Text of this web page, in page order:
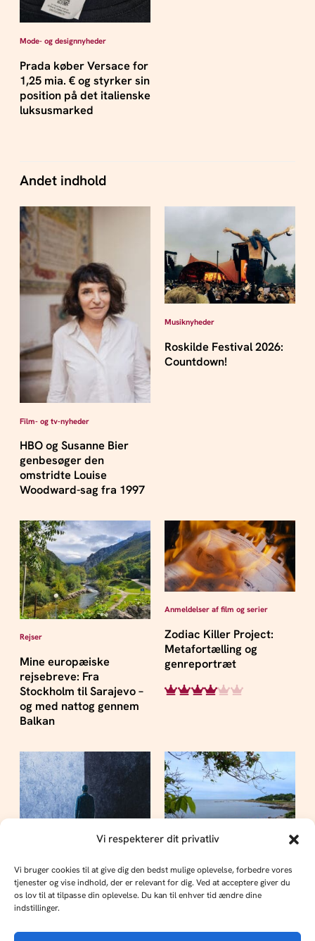
Vi respekterer dit privatliv
Vi bruger cookies til at give dig den bedst mulige oplevelse, forbedre vores
tjenester og vise indhold, der er relevant for dig. Ved at acceptere giver du
os lov til at tilpasse din oplevelse. Du kan til enhver tid ændre dine
indstillinger.
Mode- og designnyheder
Prada køber Versace for
1,25 mia. € og styrker sin
position på det italienske
luksusmarked
Andet indhold
Film- og tv-nyheder
HBO og Susanne Bier
genbesøger den
omstridte Louise
Woodward-sag fra 1997
Musiknyheder
Roskilde Festival 2026:
Countdown!
Rejser
Mine europæiske
rejsebreve: Fra
Stockholm til Sarajevo –
og med nattog gennem
Balkan
Anmeldelser af film og serier
Zodiac Killer Project:
Metafortælling og
genreportræt
Samfund
Rejser
Bornholm: Klipper,